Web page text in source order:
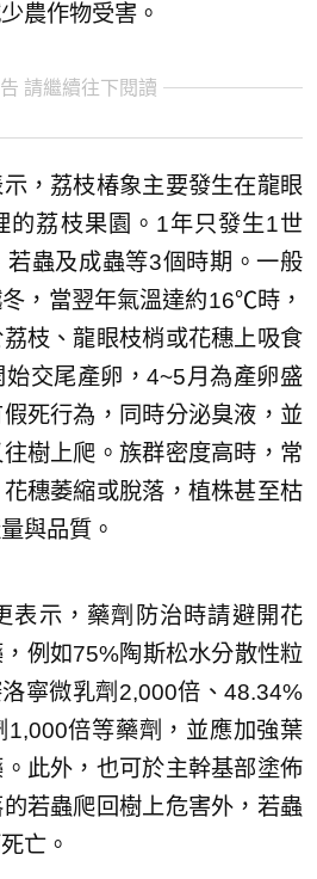
農作物受害。
請繼續往下閱讀
，荔枝椿象主要發生在龍眼
的荔枝果園。1年只發生1世
蟲及成蟲等3個時期。一般
，當翌年氣溫達約16℃時，
枝、龍眼枝梢或花穗上吸食
交尾產卵，4~5月為產卵盛
死行為，同時分泌臭液，並
樹上爬。族群密度高時，常
穗萎縮或脫落，植株甚至枯
與品質。
表示，藥劑防治時請避開花
例如75%陶斯松水分散性粒
寧微乳劑2,000倍、48.34%
1,000倍等藥劑，並應加強葉
此外，也可於主幹基部塗佈
若蟲爬回樹上危害外，若蟲
亡。